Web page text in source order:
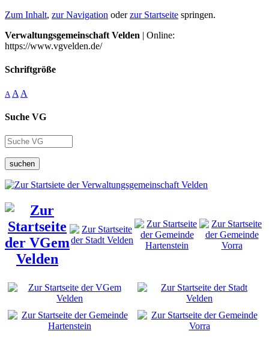
Zum Inhalt, zur Navigation oderzur Startseite springen.
Verwaltungsgemeinschaft Velden | Online:
https://www.vgvelden.de/
Schriftgröße
A A A
Suche VG
suchen